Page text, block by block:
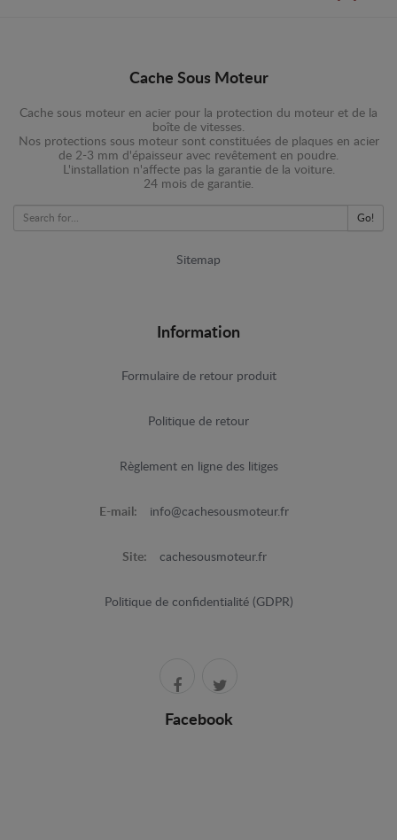
Cache Sous Moteur
Cache sous moteur en acier pour la protection du moteur et de la
boîte de vitesses.
Nos protections sous moteur sont constituées de plaques en acier
de 2-3 mm d'épaisseur avec revêtement en poudre.
L'installation n'affecte pas la garantie de la voiture.
24 mois de garantie.
Go!
Sitemap
Information
Formulaire de retour produit
Politique de retour
Règlement en ligne des litiges
E-mail: info@cachesousmoteur.fr
Site: cachesousmoteur.fr
Politique de confidentialité (GDPR)
Facebook